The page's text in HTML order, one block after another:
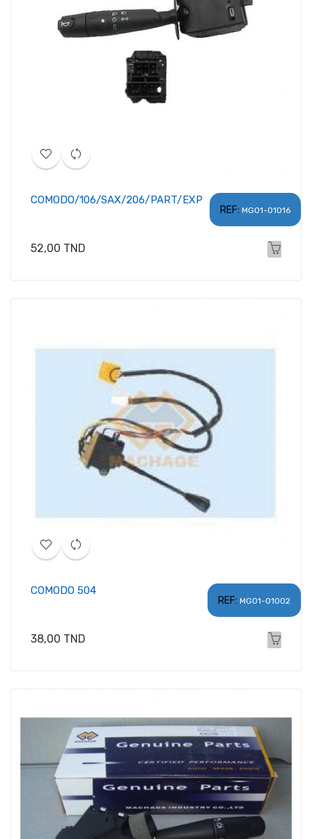
REF: MG01-01016
COMODO/106/SAX/206/PART/EXP
Prix
52,00 TND
REF: MG01-01002
COMODO 504
Prix
38,00 TND